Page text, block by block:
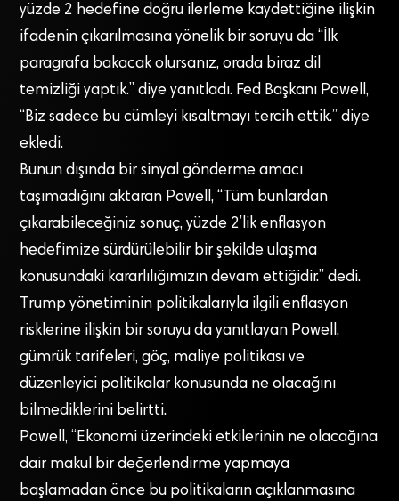
yüzde 2 hedefine doğru ilerleme kaydettiğine ilişkin
ifadenin çıkarılmasına yönelik bir soruyu da “İlk
paragrafa bakacak olursanız, orada biraz dil
temizliği yaptık.” diye yanıtladı. Fed Başkanı Powell,
“Biz sadece bu cümleyi kısaltmayı tercih ettik.” diye
ekledi.
Bunun dışında bir sinyal gönderme amacı
taşımadığını aktaran Powell, “Tüm bunlardan
çıkarabileceğiniz sonuç, yüzde 2’lik enflasyon
hedefimize sürdürülebilir bir şekilde ulaşma
konusundaki kararlılığımızın devam ettiğidir.” dedi.
Trump yönetiminin politikalarıyla ilgili enflasyon
risklerine ilişkin bir soruyu da yanıtlayan Powell,
gümrük tarifeleri, göç, maliye politikası ve
düzenleyici politikalar konusunda ne olacağını
bilmediklerini belirtti.
Powell, “Ekonomi üzerindeki etkilerinin ne olacağına
dair makul bir değerlendirme yapmaya
başlamadan önce bu politikaların açıklanmasına